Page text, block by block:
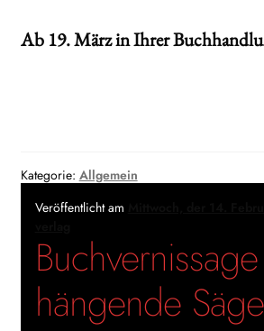
Ab 19. März in Ihrer
Kategorie: Allgemein
Veröffentlicht am
hängende